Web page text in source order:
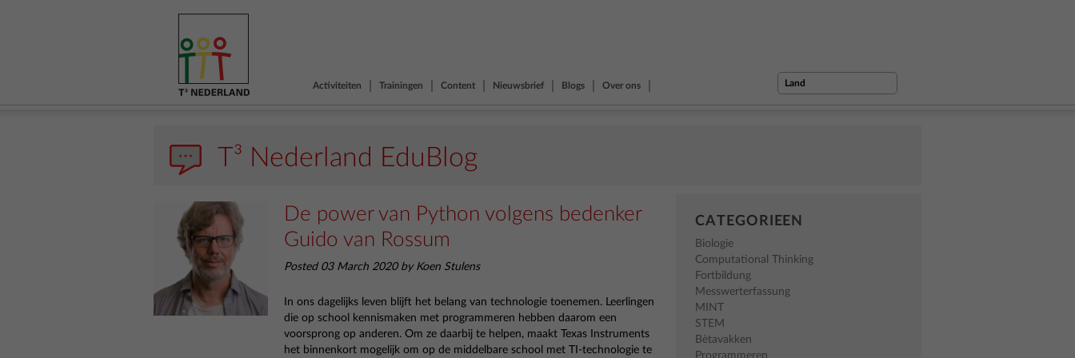
Activiteiten Trainingen Content Nieuwsbrief Blogs Over ons
T³ Nederland EduBlog
De power van Python volgens bedenker
Guido van Rossum
Posted 03 March 2020 by Koen Stulens
In ons dagelijks leven blijft het belang van technologie toenemen. Leerlingen
die op school kennismaken met programmeren hebben daarom een
voorsprong op anderen. Om ze daarbij te helpen, maakt Texas Instruments
het binnenkort mogelijk om op de middelbare school met TI-technologie te
CATEGORIEEN
Biologie
Computational Thinking
Fortbildung
Messwerterfassung
MINT
STEM
Bètavakken
Programmeren